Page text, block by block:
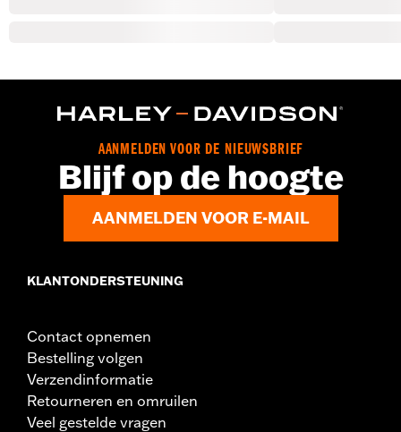
AANMELDEN VOOR DE NIEUWSBRIEF
Blijf op de hoogte
AANMELDEN VOOR E-MAIL
KLANTONDERSTEUNING
Contact opnemen
Bestelling volgen
Verzendinformatie
Retourneren en omruilen
Veel gestelde vragen